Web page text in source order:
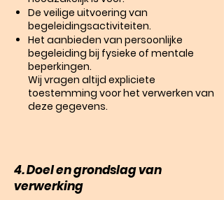
De veilige uitvoering van
begeleidingsactiviteiten.
Het aanbieden van persoonlijke
begeleiding bij fysieke of mentale
beperkingen.
Wij vragen altijd expliciete
toestemming voor het verwerken van
deze gegevens.
4. Doel en grondslag van
verwerking